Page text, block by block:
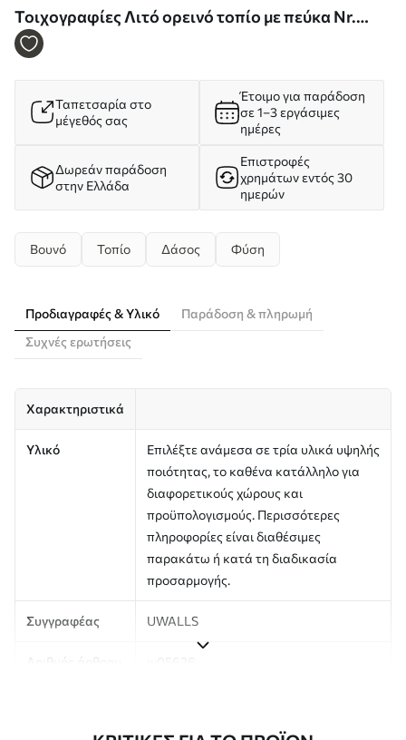
Τοιχογραφίες Λιτό ορεινό τοπίο με πεύκα Nr.
w05626
Ταπετσαρία στο
μέγεθός σας
Έτοιμο για παράδοση
σε 1–3 εργάσιμες
ημέρες
Δωρεάν παράδοση
στην Ελλάδα
Επιστροφές
χρημάτων εντός 30
ημερών
Βουνό Τοπίο Δάσος Φύση
Προδιαγραφές & Υλικό
Παράδοση & πληρωμή
Συχνές ερωτήσεις
Χαρακτηριστικά
Υλικό
Επιλέξτε ανάμεσα σε τρία υλικά υψηλής
ποιότητας, το καθένα κατάλληλο για
διαφορετικούς χώρους και
προϋπολογισμούς. Περισσότερες
πληροφορίες είναι διαθέσιμες
παρακάτω ή κατά τη διαδικασία
προσαρμογής.
Συγγραφέας UWALLS
Αριθμός άρθρου